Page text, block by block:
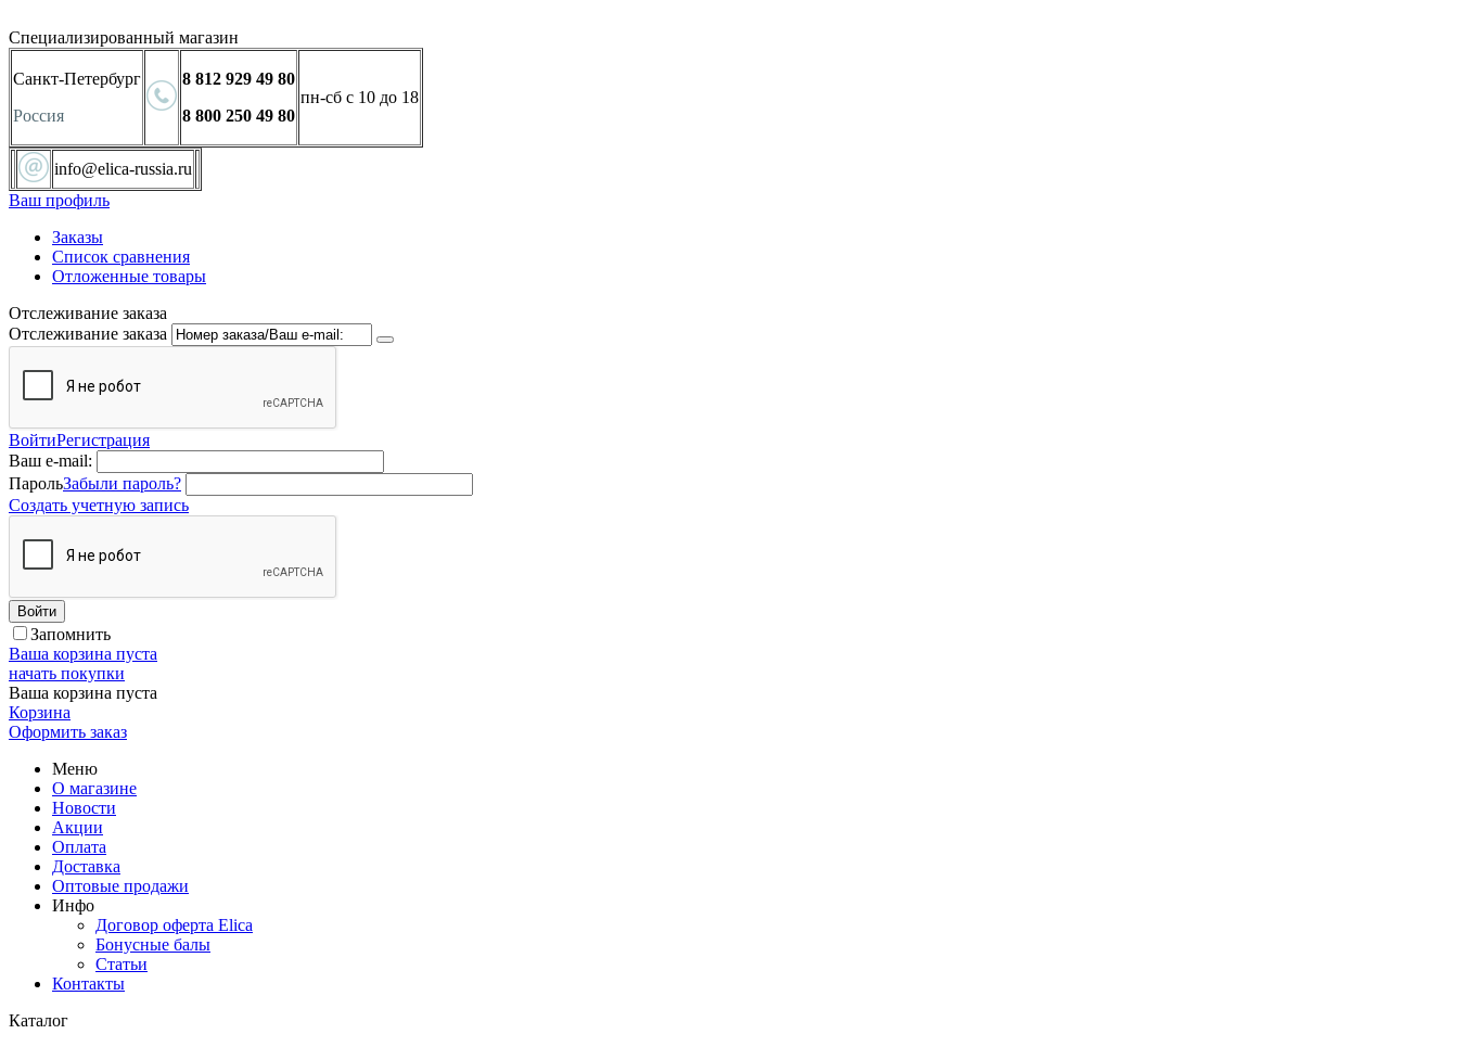
Специализированный магазин
Санкт-Петербург
Россия
8 812 929 49 80
8 800 250 49 80
пн-сб с 10 до 18
info@elica-russia.ru
Ваш профиль
Заказы
Список сравнения
Отложенные товары
Отслеживание заказа
Отслеживание заказа
ВойтиРегистрация
Ваш e-mail:
ПарольЗабыли пароль?
Создать учетную запись
Войти
Запомнить
Ваша корзина пуста
начать покупки
Ваша корзина пуста
Корзина
Оформить заказ
Меню
О магазине
Новости
Акции
Оплата
Доставка
Оптовые продажи
Инфо
Договор оферта Elica
Бонусные балы
Статьи
Контакты
Каталог